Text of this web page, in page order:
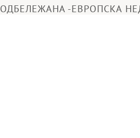
ОДБЕЛЕЖАНА -ЕВРОПСКА